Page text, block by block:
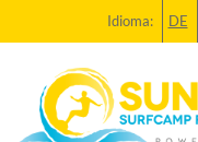
Idioma: DE